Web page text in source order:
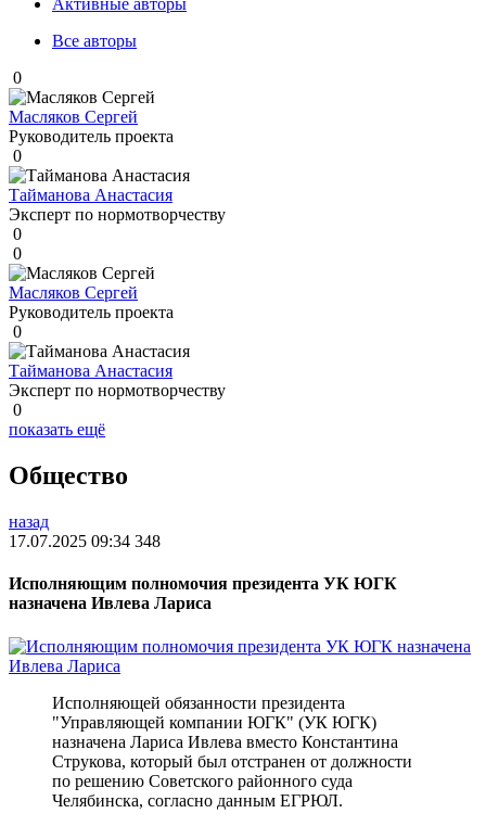
Активные авторы
Все авторы
0
Масляков Сергей
Руководитель проекта
0
Тайманова Анастасия
Эксперт по нормотворчеству
0
0
Масляков Сергей
Руководитель проекта
0
Тайманова Анастасия
Эксперт по нормотворчеству
0
показать ещё
Общество
назад
17.07.2025 09:34 348
Исполняющим полномочия президента УК ЮГК
назначена Ивлева Лариса
Исполняющей обязанности президента
"Управляющей компании ЮГК" (УК ЮГК)
назначена Лариса Ивлева вместо Константина
Струкова, который был отстранен от должности
по решению Советского районного суда
Челябинска, согласно данным ЕГРЮЛ.